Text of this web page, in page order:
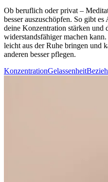
Ob beruf­lich oder privat –
besser auszuschöpfen. So gibt
deine Konzentration stärken und
widerstandsfähiger machen
leicht aus der Ruhe brin­gen und
anderen besser pflegen.
KonzentrationGelassenheit